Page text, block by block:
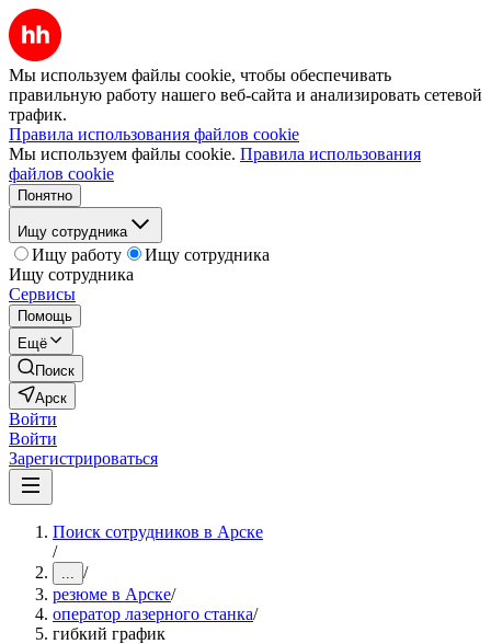
Мы используем файлы cookie, чтобы обеспечивать
правильную работу нашего веб-сайта и анализировать сетевой
трафик.
Правила использования файлов cookie
Мы используем файлы cookie. Правила использования
файлов cookie
Понятно
Ищу сотрудника
Ищу работу
Ищу сотрудника
Ищу сотрудника
Сервисы
Помощь
Ещё
Поиск
Арск
Войти
Войти
Зарегистрироваться
Поиск сотрудников в Арске
/
... /
резюме в Арске/
оператор лазерного станка/
гибкий график